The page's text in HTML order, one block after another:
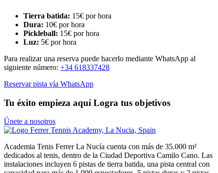
Tierra batida: 15€ por hora
Dura: 10€ por hora
Pickleball: 15€ por hora
Luz: 5€ por hora
Para realizar una reserva puede hacerlo mediante WhatsApp al
siguiente número: +34 618337428
Reservar pista vía WhatsApp
Tu éxito empieza aquíLogra tus objetivos
Únete a nosotros
Academia Tenis Ferrer La Nucía cuenta con más de 35.000 m²
dedicados al tenis, dentro de la Ciudad Deportiva Camilo Cano. Las
instalaciones incluyen 6 pistas de tierra batida, una pista central con